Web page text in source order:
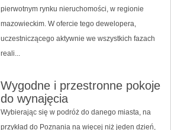
pierwotnym rynku nieruchomości, w regionie
mazowieckim. W ofercie tego dewelopera,
uczestniczącego aktywnie we wszystkich fazach
reali...
Wygodne i przestronne pokoje
do wynajęcia
Wybierając się w podróż do danego miasta, na
przykład do Poznania na więcej niż jeden dzień,